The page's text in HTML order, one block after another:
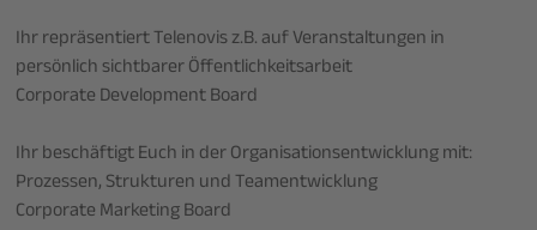
Ihr repräsentiert Telenovis z.B. auf Veranstaltungen in
persönlich sichtbarer Öffentlichkeitsarbeit
Corporate Development Board
Ihr beschäftigt Euch in der Organisationsentwicklung mit:
Prozessen, Strukturen und Teamentwicklung
Corporate Marketing Board